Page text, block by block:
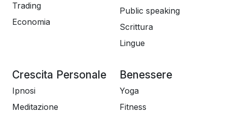
Trading
Economia
Public speaking
Scrittura
Lingue
Crescita Personale
Ipnosi
Meditazione
Benessere
Yoga
Fitness